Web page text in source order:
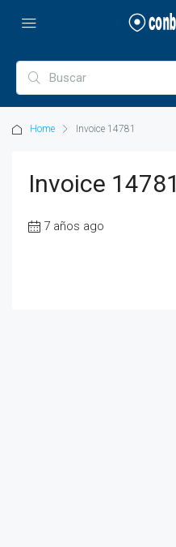
Home Invoice 14781
Invoice 14781
7 años ago